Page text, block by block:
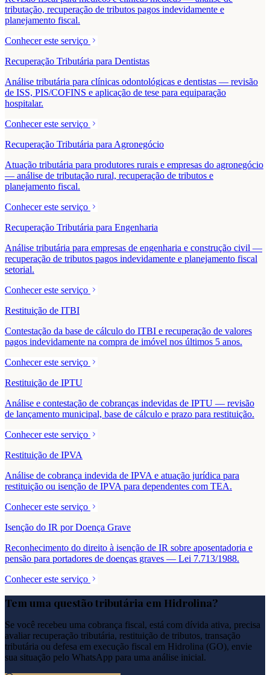
tributação, recuperação de tributos pagos indevidamente e
planejamento fiscal.
Conhecer este serviço
Recuperação Tributária para Dentistas
Análise tributária para clínicas odontológicas e dentistas — revisão
de ISS, PIS/COFINS e aplicação de tese para equiparação
hospitalar.
Conhecer este serviço
Recuperação Tributária para Agronegócio
Atuação tributária para produtores rurais e empresas do agronegócio
— análise de tributação rural, recuperação de tributos e
planejamento fiscal.
Conhecer este serviço
Recuperação Tributária para Engenharia
Análise tributária para empresas de engenharia e construção civil —
recuperação de tributos pagos indevidamente e planejamento fiscal
setorial.
Conhecer este serviço
Restituição de ITBI
Contestação da base de cálculo do ITBI e recuperação de valores
pagos indevidamente na compra de imóvel nos últimos 5 anos.
Conhecer este serviço
Restituição de IPTU
Análise e contestação de cobranças indevidas de IPTU — revisão
de lançamento municipal, base de cálculo e prazo para restituição.
Conhecer este serviço
Restituição de IPVA
Análise de cobrança indevida de IPVA e atuação jurídica para
restituição ou isenção de IPVA para dependentes com TEA.
Conhecer este serviço
Isenção do IR por Doença Grave
Reconhecimento do direito à isenção de IR sobre aposentadoria e
pensão para portadores de doenças graves — Lei 7.713/1988.
Conhecer este serviço
Tem uma questão tributária em Hidrolina?
Se você recebeu uma cobrança fiscal, está com dívida ativa, precisa
avaliar recuperação tributária, restituição de tributos, transação
tributária ou defesa em execução fiscal em Hidrolina (GO), envie
sua situação pelo WhatsApp para uma análise inicial.